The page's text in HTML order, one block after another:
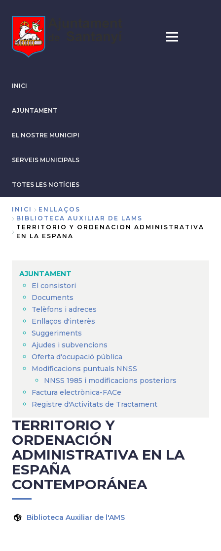
contingut
INICI
AJUNTAMENT
EL NOSTRE MUNICIPI
SERVEIS MUNICIPALS
TOTES LES NOTÍCIES
Fil
d'Ariadna
INICI
ENLLAÇOS
BIBLIOTECA AUXILIAR DE LAMS
TERRITORIO Y ORDENACION ADMINISTRATIVA
EN LA ESPANA
AJUNTAMENT
El consistori
Documents
Telèfons i adreces
Enllaços d'interès
Suggeriments
Ajudes i subvencions
Oferta d'ocupació pública
Modificacions puntuals NNSS
NNSS 1985 i modificacions posteriors
Factura electrònica-FACe
Registre d'Activitats de Tractament
TERRITORIO Y
ORDENACIÓN
ADMINISTRATIVA EN LA
ESPAÑA
CONTEMPORÁNEA
Biblioteca Auxiliar de l'AMS